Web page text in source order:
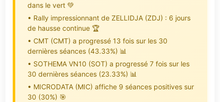
dans le vert 💚
• Rally impressionnant de ZELLIDJA (ZDJ) : 6 jours
de hausse continue 🏆
• CMT (CMT) a progressé 13 fois sur les 30
dernières séances (43.33%) 📊
• SOTHEMA VN10 (SOT) a progressé 7 fois sur les
30 dernières séances (23.33%) 📊
• MICRODATA (MIC) affiche 9 séances positives sur
30 (30%) 🎯